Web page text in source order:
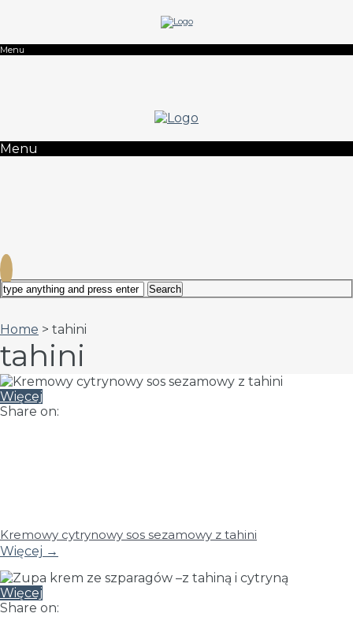
Menu
Menu
Home > tahini
tahini
Więcej
Share on:
Kremowy cytrynowy sos sezamowy z tahini
Więcej →
Więcej
Share on: